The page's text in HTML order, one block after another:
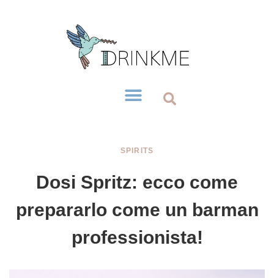
SPIRITS
Dosi Spritz: ecco come
prepararlo come un barman
professionista!